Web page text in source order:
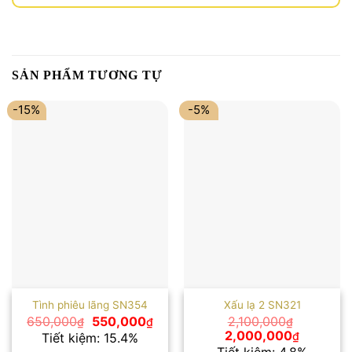
SẢN PHẨM TƯƠNG TỰ
-15%
Tình phiêu lãng SN354
650,000₫
Giá
gốc
là:
550,000₫Giá
hiện
Tiết kiệm: 15.4%
-5%
Xấu lạ 2 SN321
2,100,000₫
Giá
gốc
2,000,000₫Giá
hiện